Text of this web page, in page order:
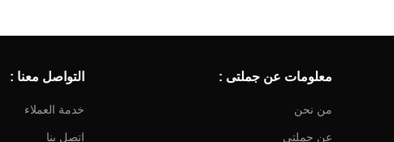
معلومات عن جملتى :
من نحن
عن جملتى
التواصل معنا :
خدمة العملاء
اتصل بنا